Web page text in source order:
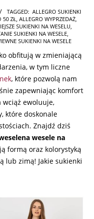
TAGGED: ALLEGRO SUKIENKI
50 ZŁ ALLEGRO WYPRZEDAŻ
SUKIENKI NA WESELU
SUKIENKI NA WESELE
SUKIENKI NA WESELE
obfitują w zmieniającą
w tym liczne
, które pozwolą nam
zapewniając komfort
wciąż ewoluuje,
które doskonale
Znajdź dziś
wesele na
formą oraz kolorystyką
lub zimą! Jakie sukienki